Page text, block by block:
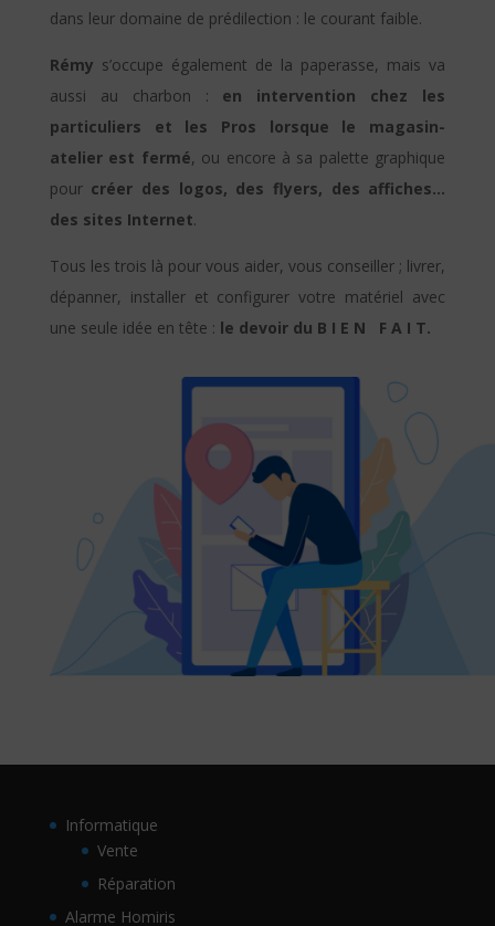
dans leur domaine de prédilection : le courant faible.
Rémy s’occupe également de la paperasse, mais va
aussi au charbon : en intervention chez les
particuliers et les Pros lorsque le magasin-
atelier est fermé, ou encore à sa palette graphique
pour créer des logos, des flyers, des affiches…
des sites Internet.
Tous les trois là pour vous aider, vous conseiller ; livrer,
dépanner, installer et configurer votre matériel avec
une seule idée en tête : le devoir du B I E N F A I T.
Informatique
Vente
Réparation
Alarme Homiris